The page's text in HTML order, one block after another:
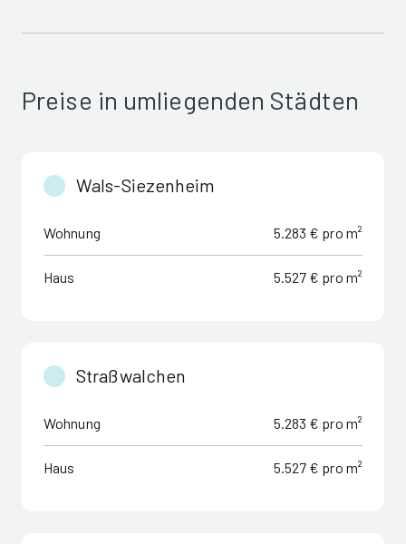
Preise in umliegenden Städten
Wals-Siezenheim
Wohnung 5.283 € pro m²
Haus 5.527 € pro m²
Straßwalchen
Wohnung 5.283 € pro m²
Haus 5.527 € pro m²